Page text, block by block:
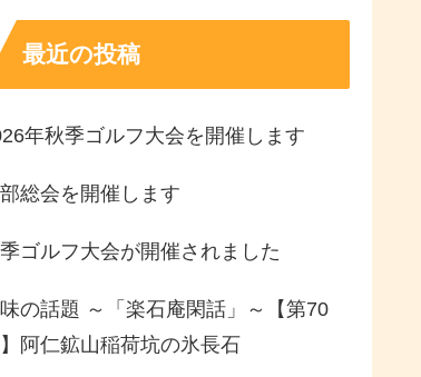
最近の投稿
年秋季ゴルフ大会を開催します
総会を開催します
ゴルフ大会が開催されました
の話題 ～「楽石庵閑話」～【第70
阿仁鉱山稲荷坑の氷長石